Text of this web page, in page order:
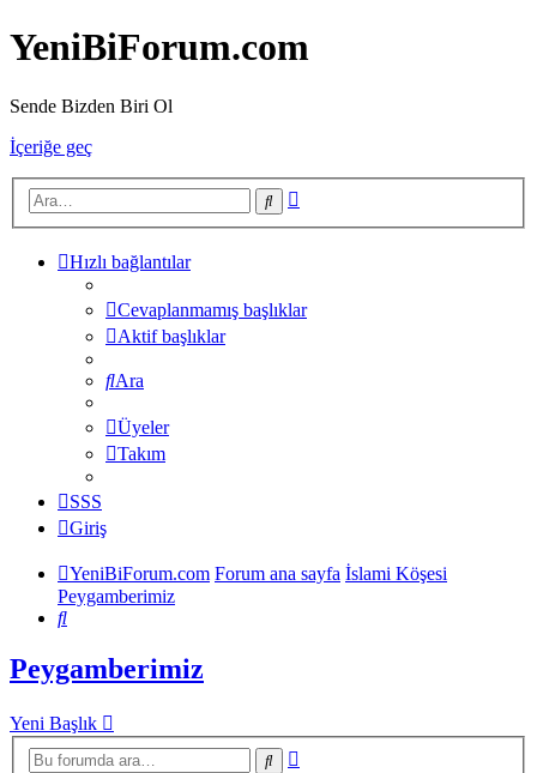
YeniBiForum.com
Sende Bizden Biri Ol
İçeriğe geç
Ara
Hızlı bağlantılar
Cevaplanmamış başlıklar
Aktif başlıklar
Ara
Üyeler
Takım
SSS
Giriş
YeniBiForum.com Forum ana sayfa İslami Köşesi
Peygamberimiz
Ara
Peygamberimiz
Yeni Başlık
Ara